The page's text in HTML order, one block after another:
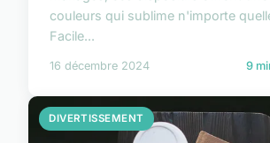
couleurs qui sublime n'importe
Facile...
16 décembre 2024 9
DIVERTISSEMENT